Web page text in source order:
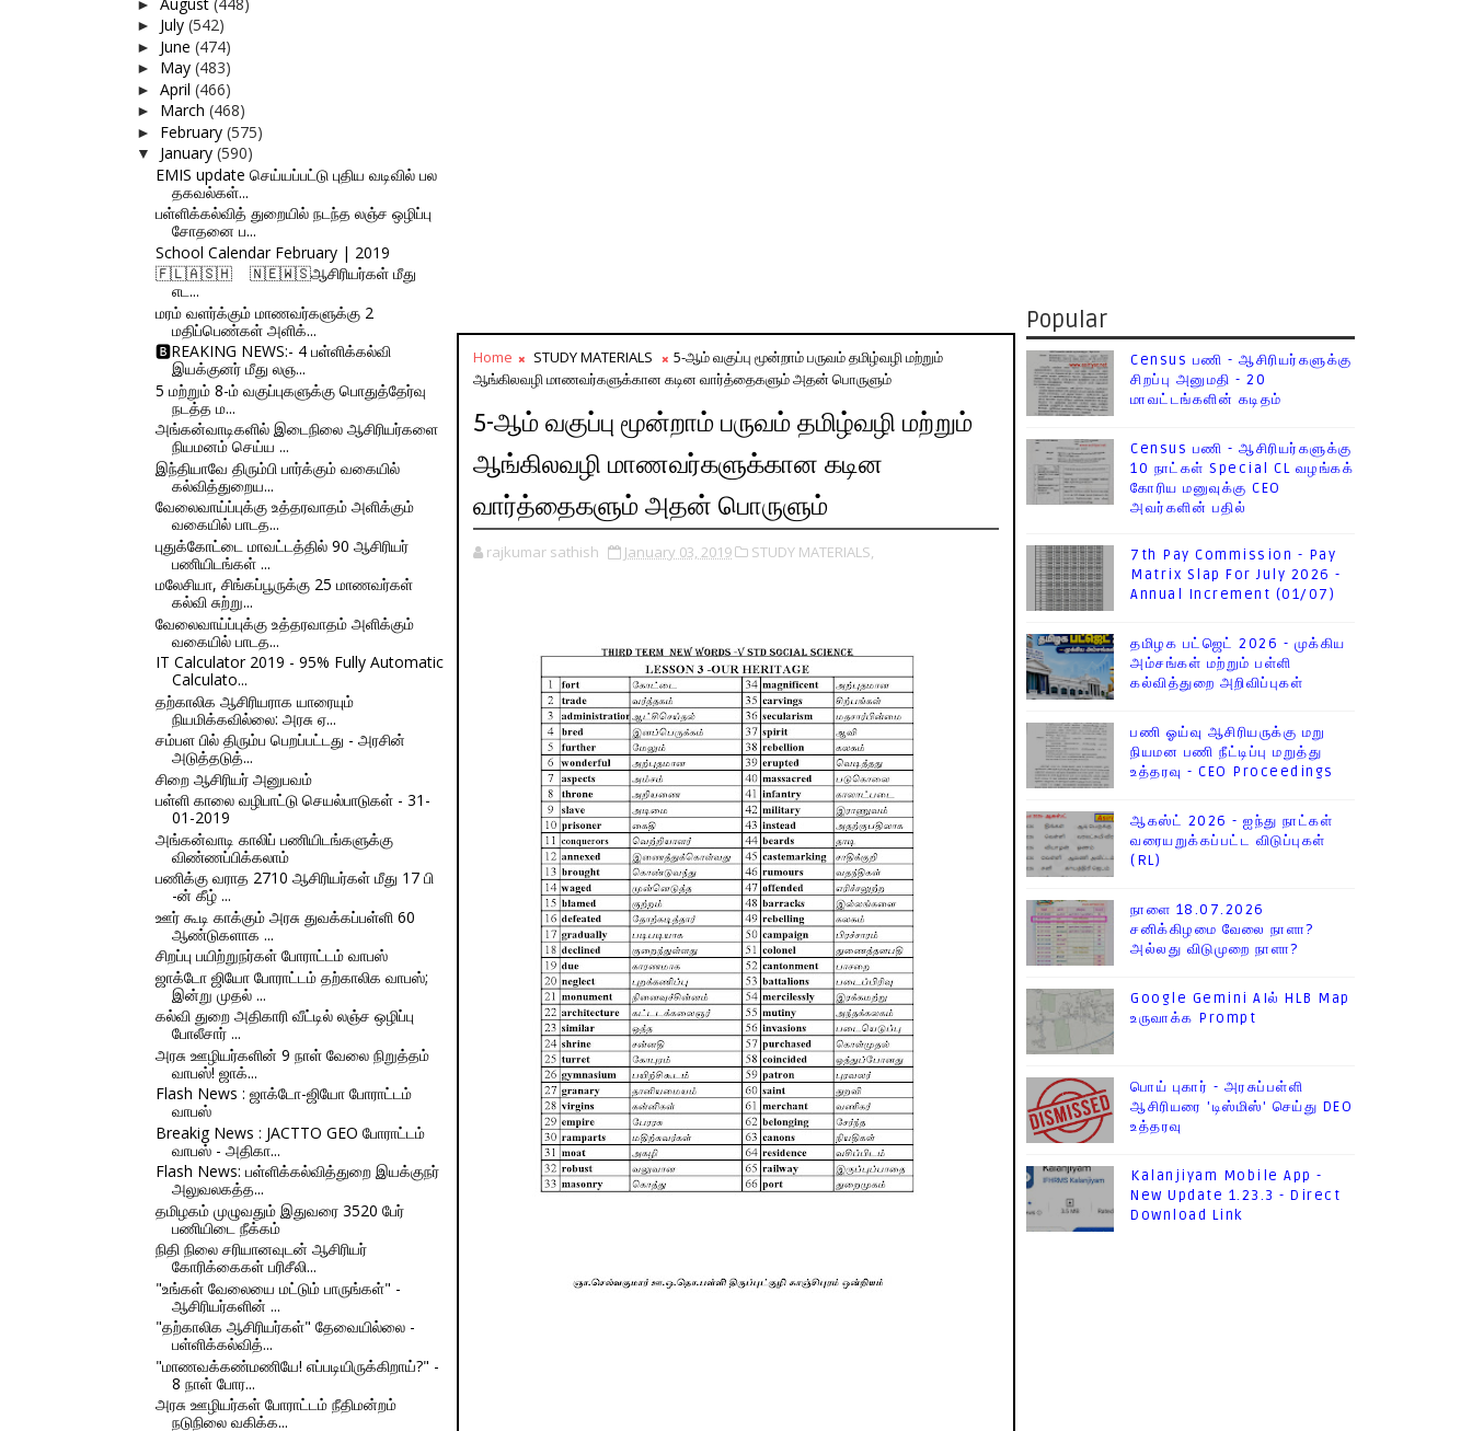
►
► July (542)
► June (474)
► May (483)
► April (466)
► March (468)
► February (575)
▼ January (590)
EMIS update செய்யப்பட்டு புதிய வடிவில் பல
தகவல்கள்...
பள்ளிக்கல்வித் துறையில் நடந்த லஞ்ச ஒழிப்பு
சோதனை ப...
School Calendar February | 2019
🇫‌🇱‌🇦‌🇸‌🇭‌ 🇳‌🇪‌🇼‌🇸‌ஆசிரியர்கள் மீது
எட...
மரம் வளர்க்கும் மாணவர்களுக்கு 2
மதிப்பெண்கள் அளிக்...
🅱REAKING NEWS:- 4 பள்ளிக்கல்வி
இயக்குனர் மீது லஞ...
5 மற்றும் 8-ம் வகுப்புகளுக்கு பொதுத்தேர்வு
நடத்த ம...
அங்கன்வாடிகளில் இடைநிலை ஆசிரியர்களை
நியமனம் செய்ய ...
இந்தியாவே திரும்பி பார்க்கும் வகையில்
கல்வித்துறைய...
வேலைவாய்ப்புக்கு உத்தரவாதம் அளிக்கும்
வகையில் பாடத...
புதுக்கோட்டை மாவட்டத்தில் 90 ஆசிரியர்
பணியிடங்கள் ...
மலேசியா, சிங்கப்பூருக்கு 25 மாணவர்கள்
கல்வி சுற்று...
வேலைவாய்ப்புக்கு உத்தரவாதம் அளிக்கும்
வகையில் பாடத...
IT Calculator 2019 - 95% Fully Automatic
Calculato...
தற்காலிக ஆசிரியராக யாரையும்
நியமிக்கவில்லை: அரசு ஏ...
சம்பள பில் திரும்ப பெறப்பட்டது - அரசின்
அடுத்தடுத்...
சிறை ஆசிரியர் அனுபவம்
பள்ளி காலை வழிபாட்டு செயல்பாடுகள் - 31-
01-2019
அங்கன்வாடி காலிப் பணியிடங்களுக்கு
விண்ணப்பிக்கலாம்
பணிக்கு வராத 2710 ஆசிரியர்கள் மீது 17 பி
-ன் கீழ் ...
ஊர் கூடி காக்கும் அரசு துவக்கப்பள்ளி 60
ஆண்டுகளாக ...
சிறப்பு பயிற்றுநர்கள் போராட்டம் வாபஸ்
ஜாக்டோ ஜியோ போராட்டம் தற்காலிக வாபஸ்;
இன்று முதல் ...
கல்வி துறை அதிகாரி வீட்டில் லஞ்ச ஒழிப்பு
போலீசார் ...
அரசு ஊழியர்களின் 9 நாள் வேலை நிறுத்தம்
வாபஸ்! ஜாக்...
Flash News : ஜாக்டோ-ஜியோ போராட்டம்
வாபஸ்
Breakig News : JACTTO GEO போராட்டம்
வாபஸ் - அதிகா...
Flash News: பள்ளிக்கல்வித்துறை இயக்குநர்
அலுவலகத்த...
தமிழகம் முழுவதும் இதுவரை 3520 பேர்
பணியிடை நீக்கம்
நிதி நிலை சரியானவுடன் ஆசிரியர்
கோரிக்கைகள் பரிசீலி...
"உங்கள் வேலையை மட்டும் பாருங்கள்" -
ஆசிரியர்களின் ...
"தற்காலிக ஆசிரியர்கள்" தேவையில்லை -
பள்ளிக்கல்வித்...
"மாணவக்கண்மணியே! எப்படியிருக்கிறாய்?" -
8 நாள் போர...
அரசு ஊழியர்கள் போராட்டம் நீதிமன்றம்
நடுநிலை வகிக்க...
Home STUDY MATERIALS
5-ஆம் வகுப்பு மூன்றாம் பருவம் தமிழ்வழி மற்றும்
ஆங்கிலவழி மாணவர்களுக்கான கடின வார்த்தைகளும் அதன் பொருளும்
5-ஆம் வகுப்பு மூன்றாம் பருவம் தமிழ்வழி மற்றும்
ஆங்கிலவழி மாணவர்களுக்கான கடின
வார்த்தைகளும் அதன் பொருளும்
rajkumar sathish January 03, 2019 STUDY MATERIALS,
Popular
Census பணி - ஆசிரியர்களுக்கு
சிறப்பு அனுமதி - 20
மாவட்டங்களின் கடிதம்
Census பணி - ஆசிரியர்களுக்கு
10 நாட்கள் Special CL வழங்கக்
கோரிய மனுவுக்கு CEO
அவர்களின் பதில்
7th Pay Commission - Pay
Matrix Slap For July 2026 -
Annual Increment (01/07)
தமிழக பட்ஜெட் 2026 - முக்கிய
அம்சங்கள் மற்றும் பள்ளி
கல்வித்துறை அறிவிப்புகள்
பணி ஓய்வு ஆசிரியருக்கு மறு
நியமன பணி நீட்டிப்பு மறுத்து
உத்தரவு - CEO Proceedings
ஆகஸ்ட் 2026 - ஐந்து நாட்கள்
வரையறுக்கப்பட்ட விடுப்புகள்
(RL)
நாளை 18.07.2026
சனிக்கிழமை வேலை நாளா?
அல்லது விடுமுறை நாளா?
Google Gemini AIல் HLB Map
உருவாக்க Prompt
பொய் புகார் - அரசுப்பள்ளி
ஆசிரியரை 'டிஸ்மிஸ்' செய்து DEO
உத்தரவு
Kalanjiyam Mobile App -
New Update 1.23.3 - Direct
Download Link